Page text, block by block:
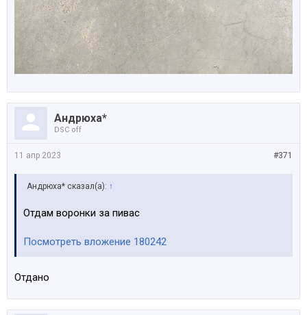
Андрюха*
DSC off
#371
11 апр 2023
Андрюха* сказал(а): ↑
Отдам воронки за пивас
Посмотреть вложение 180242
Отдано